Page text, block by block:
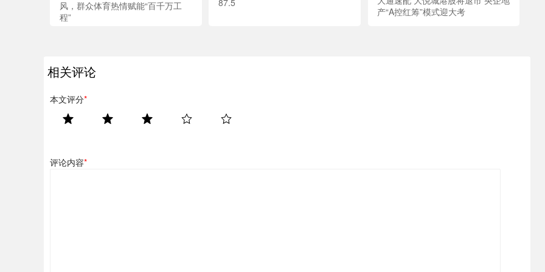
风，群众体育热情赋能“百千万工
程”
87.5
产“A控红筹”模式迎大考
相关评论
本文评分*
评论内容*